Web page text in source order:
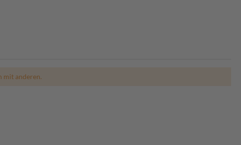
mit anderen.